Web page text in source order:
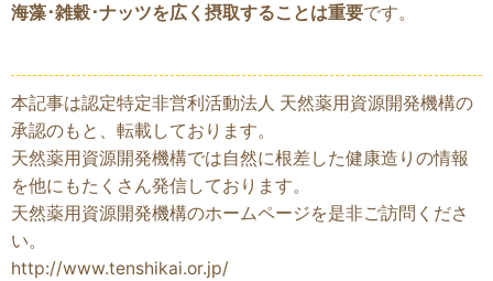
海藻･雑穀･ナッツを広く摂取することは重要です。
本記事は認定特定非営利活動法人 天然薬用資源開発機構の
承認のもと、転載しております。
天然薬用資源開発機構では自然に根差した健康造りの情報
を他にもたくさん発信しております。
天然薬用資源開発機構のホームページを是非ご訪問くださ
い。
http://www.tenshikai.or.jp/